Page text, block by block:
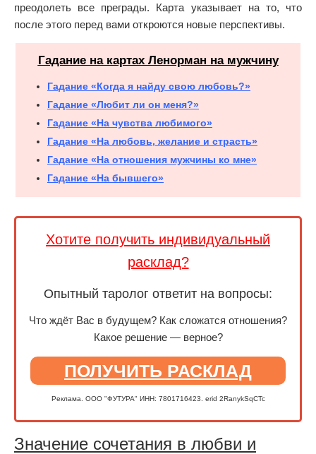
преодолеть все преграды. Карта указывает на то, что
после этого перед вами откроются новые перспективы.
Гадание на картах Ленорман на мужчину
Гадание «Когда я найду свою любовь?»
Гадание «Любит ли он меня?»
Гадание «На чувства любимого»
Гадание «На любовь, желание и страсть»
Гадание «На отношения мужчины ко мне»
Гадание «На бывшего»
Хотите получить индивидуальный
расклад?
Опытный таролог ответит на вопросы:
Что ждёт Вас в будущем? Как сложатся отношения?
Какое решение — верное?
ПОЛУЧИТЬ РАСКЛАД
Реклама. ООО "ФУТУРА" ИНН: 7801716423. erid 2RanykSqCTc
Значение сочетания в любви и